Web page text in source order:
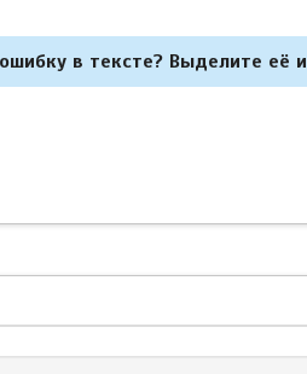
в тексте? Выделите её